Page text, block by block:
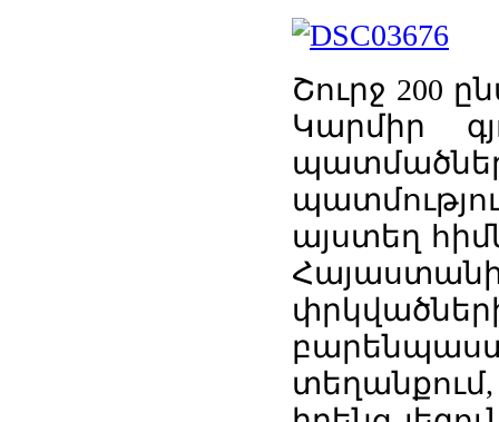
Շուրջ 200
Կարմիր
այստեղ
տեղանքում